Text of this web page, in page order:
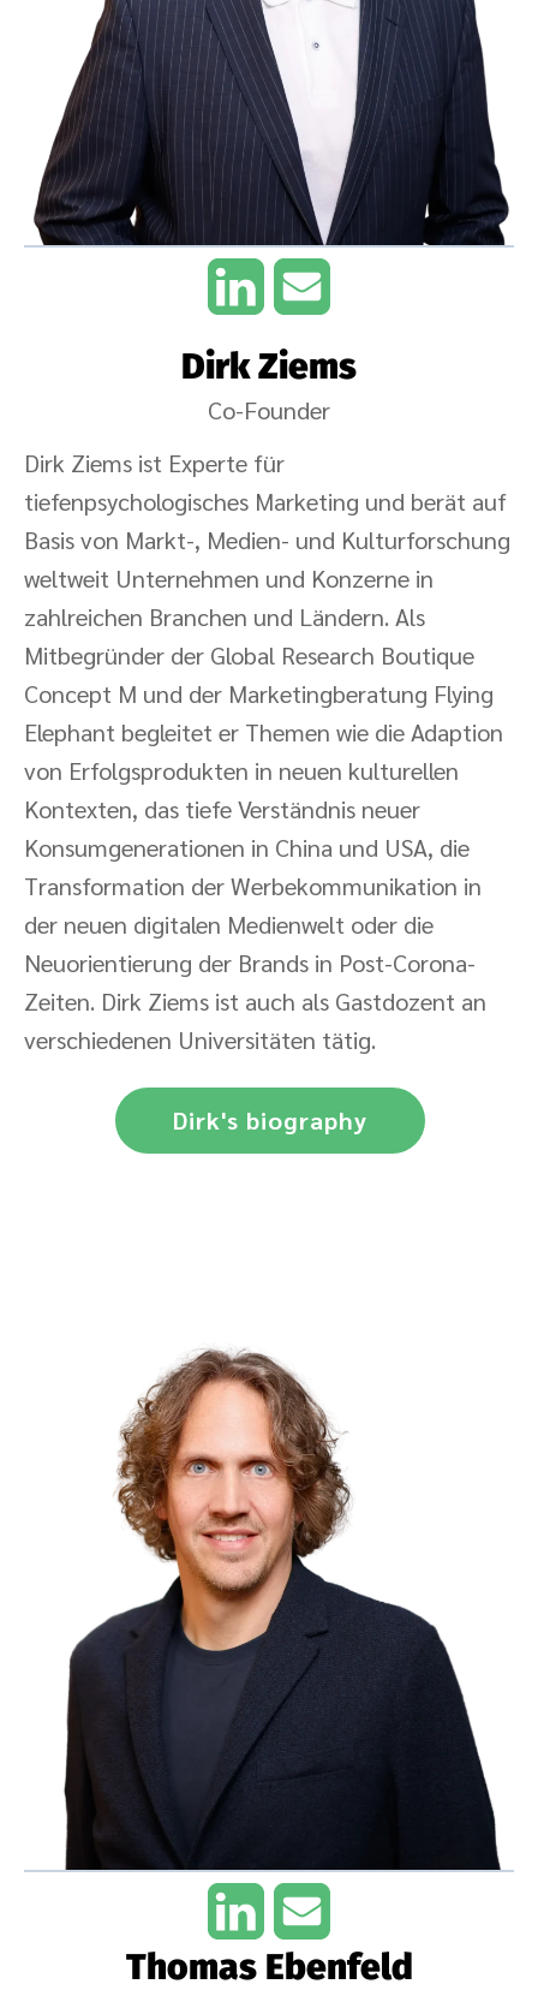
Dirk Ziems
Co-Founder
Dirk Ziems ist Experte für
tiefenpsychologisches Marketing und berät auf
Basis von Markt-, Medien- und Kulturforschung
weltweit Unternehmen und Konzerne in
zahlreichen Branchen und Ländern. Als
Mitbegründer der Global Research Boutique
Concept M und der Marketingberatung Flying
Elephant begleitet er Themen wie die Adaption
von Erfolgsprodukten in neuen kulturellen
Kontexten, das tiefe Verständnis neuer
Konsumgenerationen in China und USA, die
Transformation der Werbekommunikation in
der neuen digitalen Medienwelt oder die
Neuorientierung der Brands in Post-Corona-
Zeiten. Dirk Ziems ist auch als Gastdozent an
verschiedenen Universitäten tätig.
Dirk's biography
Thomas Ebenfeld